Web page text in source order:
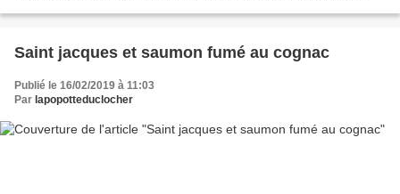
Saint jacques et saumon fumé au cognac
Publié le 16/02/2019 à 11:03
Par lapopotteduclocher